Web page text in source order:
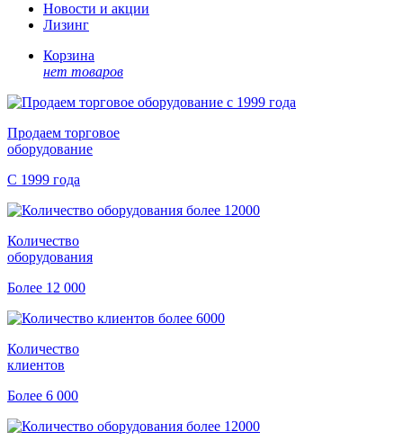
Новости и акции
Лизинг
Корзина
нет товаров
Продаем торговое
оборудование
С 1999 года
Количество
оборудования
Более 12 000
Количество
клиентов
Более 6 000